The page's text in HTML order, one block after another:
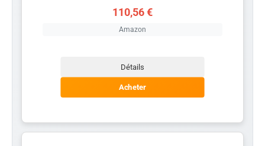
110,56 €
Amazon
Détails
Acheter